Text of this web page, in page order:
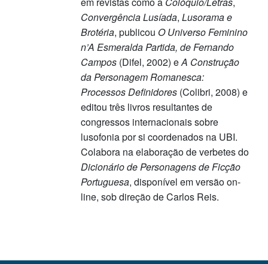
Convergência Lusíada, Lusorama e
Brotéria, publicou O Universo Feminino
n’A Esmeralda Partida, de Fernando
Campos(Difel, 2002) eA Construção
da Personagem Romanesca:
Processos Definidores(Colibri, 2008) e
editou três livros resultantes de
congressos internacionais sobre
lusofonia por si coordenados na UBI.
Colabora na elaboração de verbetes do
Dicionário de Personagens de Ficção
Portuguesa, disponível em versão on-
line, sob direção de Carlos Reis.